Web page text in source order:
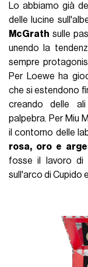
Lo abbiamo già
delle lucine
McGrath sulle
unendo la
sempre
Per Loewe ha
che si estendono
creando delle
palpebra. Per Miu
il contorno delle
rosa, oro e
fosse il lavoro di
sull'arco di Cupido